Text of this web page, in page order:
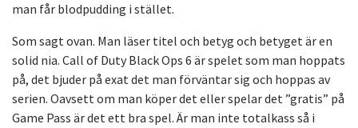
man får blodpudding i stället.
Som sagt ovan. Man läser titel och betyg och betyget är en
solid nia. Call of Duty Black Ops 6 är spelet som man hoppats
på, det bjuder på exat det man förväntar sig och hoppas av
serien. Oavsett om man köper det eller spelar det ”gratis” på
Game Pass är det ett bra spel. Är man inte totalkass så i